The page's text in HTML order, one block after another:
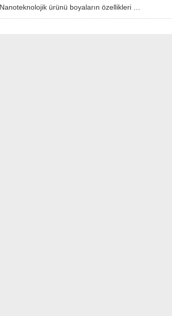
Nanoteknolojik ürünü boyaların özellikleri …